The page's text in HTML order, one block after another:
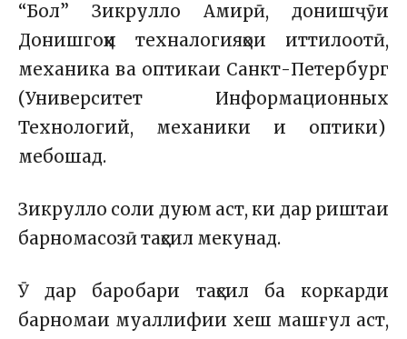
“Бол” Зикрулло Амирӣ, донишҷӯи
Донишгоҳи техналогияҳои иттилоотӣ,
механика ва оптикаи Санкт-Петербург
(Университет Информационных
Технологий, механики и оптики)
мебошад.
Зикрулло соли дуюм аст, ки дар риштаи
барномасозӣ таҳсил мекунад.
Ӯ дар баробари таҳсил ба коркарди
барномаи муаллифии хеш машғул аст,